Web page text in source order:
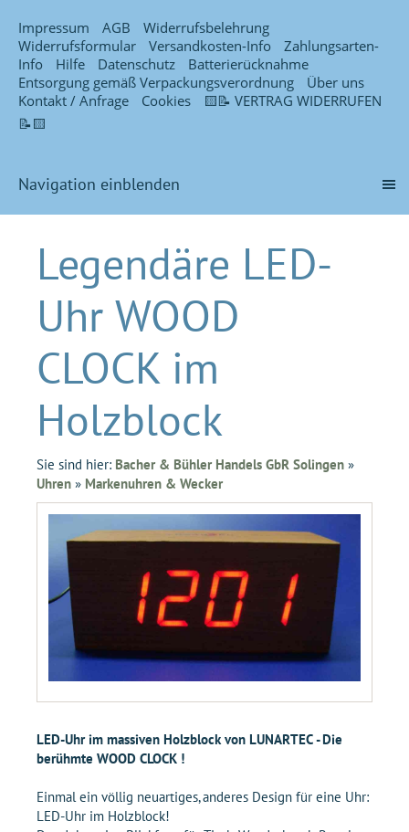
Impressum AGB
Widerrufsbelehrung
Widerrufsformular
Versandkosten-Info
Zahlungsarten-
Info
Hilfe Datenschutz
Batterierücknahme
Entsorgung gemäß Verpackungsverordnung
Über uns
Kontakt / Anfrage
Cookies
🟨📝 VERTRAG WIDERRUFEN
📝🟨
Navigation einblenden
Legendäre LED-
Uhr WOOD
CLOCK im
Holzblock
Sie sind hier: Bacher & Bühler Handels GbR Solingen »
Uhren » Markenuhren & Wecker
LED-Uhr im massiven Holzblock von LUNARTEC - Die
berühmte WOOD CLOCK !
Einmal ein völlig neuartiges, anderes Design für eine Uhr:
LED-Uhr im Holzblock!